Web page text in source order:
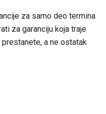
za samo deo termina
za garanciju koja traje
a ne ostatak